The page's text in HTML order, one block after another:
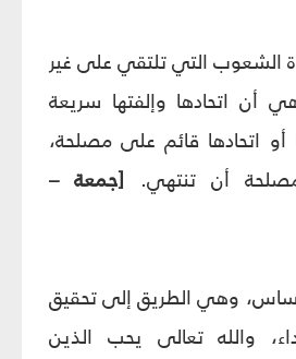
الشعوب التي تلتقي على غير
أن اتحادها وإلفتها سريعة
أو اتحادها قائم على مصلحة،
أن تنتهي. [جمعة –
وهي الطريق إلى تحقيق
والله تعالى يحب الذين